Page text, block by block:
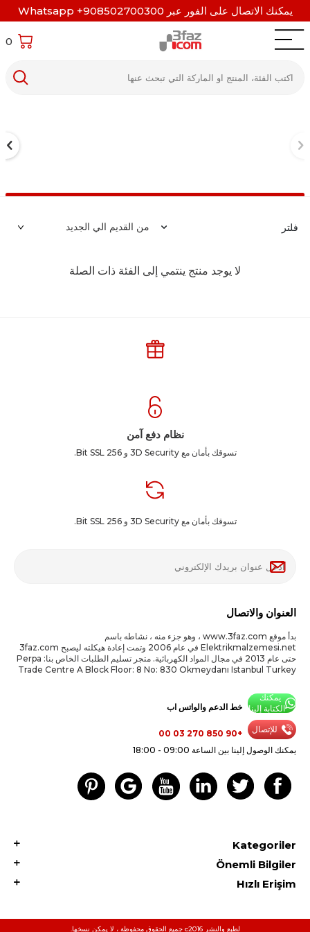
يمكنك الاتصال على الفور عبر Whatsapp +908502700300
0
فلتر
لا يوجد منتج ينتمي إلى الفئة ذات الصلة
نظام دفع آمن
تسوقك بأمان مع 3D Security و 256 Bit SSL.
تسوقك بأمان مع 3D Security و 256 Bit SSL.
العنوان والاتصال
بدأ موقع www.3faz.com ، وهو جزء منه ، نشاطه باسم
Elektrikmalzemesi.net في عام 2006 وتمت إعادة هيكلته ليصبح 3faz.com
حتى عام 2013 في مجال المواد الكهربائية. متجر تسليم الطلبات الخاص بنا: Perpa
Trade Centre A Block Floor: 8 No: 830 Okmeydanı Istanbul Turkey
يمكنك
الكتابة إلينا خط الدعم والواتس اب
للإتصال
+90 850 270 03 00
يمكنك الوصول إلينا بين الساعة 09:00 - 18:00
Kategoriler
Önemli Bilgiler
Hızlı Erişim
لطبع والنشر c2016 جميع الحقوق محفوظة ، لا يمكن نسخها.